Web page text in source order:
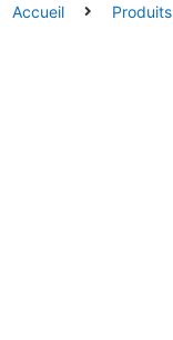
Accueil Produits